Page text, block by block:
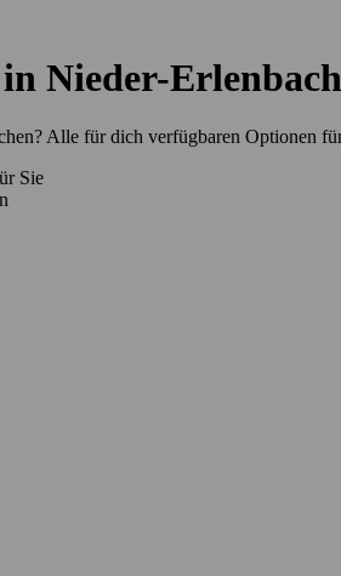
Nieder-Erlenbach
Alle für dich verfügbaren Optionen
Sie